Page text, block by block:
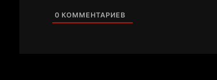
0 КОММЕНТАРИЕВ